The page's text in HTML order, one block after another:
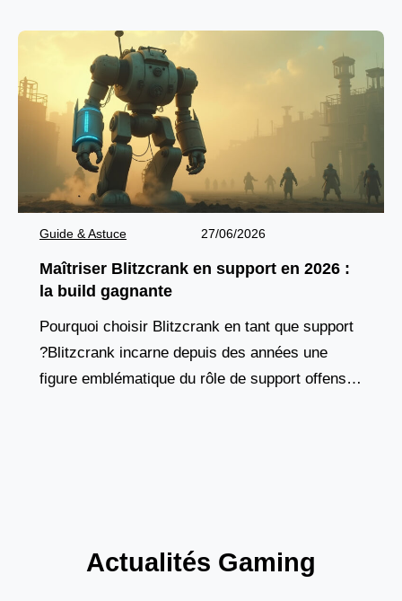
Guide & Astuce 27/06/2026
Maîtriser Blitzcrank en support en 2026 :
la build gagnante
Pourquoi choisir Blitzcrank en tant que support
?Blitzcrank incarne depuis des années une
figure emblématique du rôle de support offensif.
Actualités Gaming